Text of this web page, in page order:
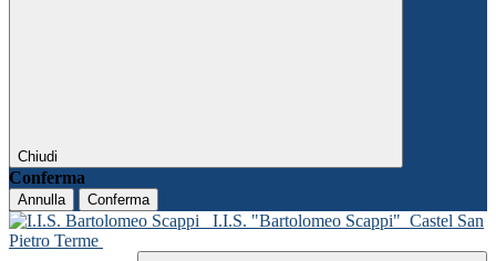
Chiudi
Conferma
Annulla Conferma
I.I.S. "Bartolomeo Scappi" Castel San
Pietro Terme